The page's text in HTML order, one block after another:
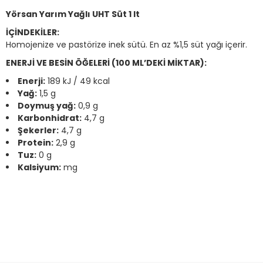
Yörsan Yarım Yağlı UHT Süt 1 lt
İÇİNDEKİLER:
Homojenize ve pastörize inek sütü. En az %1,5 süt yağı içerir.
ENERJİ VE BESİN ÖĞELERİ (100 ML’DEKİ MİKTAR):
Enerji: 189 kJ / 49 kcal
Yağ: 1,5 g
Doymuş yağ: 0,9 g
Karbonhidrat: 4,7 g
Şekerler: 4,7 g
Protein: 2,9 g
Tuz: 0 g
Kalsiyum: mg
Bu ürünün fiyat bilgisi, resim, ürün açıklamalarında ve diğer